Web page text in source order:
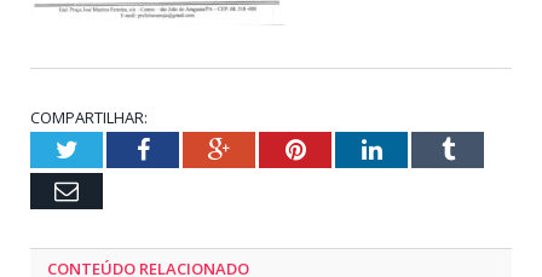
COMPARTILHAR:
TwitterFacebookGoogle+PinterestLinkedInTumblr
Email
CONTEÚDO RELACIONADO